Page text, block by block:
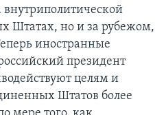
внутриполитической
Штатах, но и за рубежом,
иностранные
президент
целям и
Штатов более